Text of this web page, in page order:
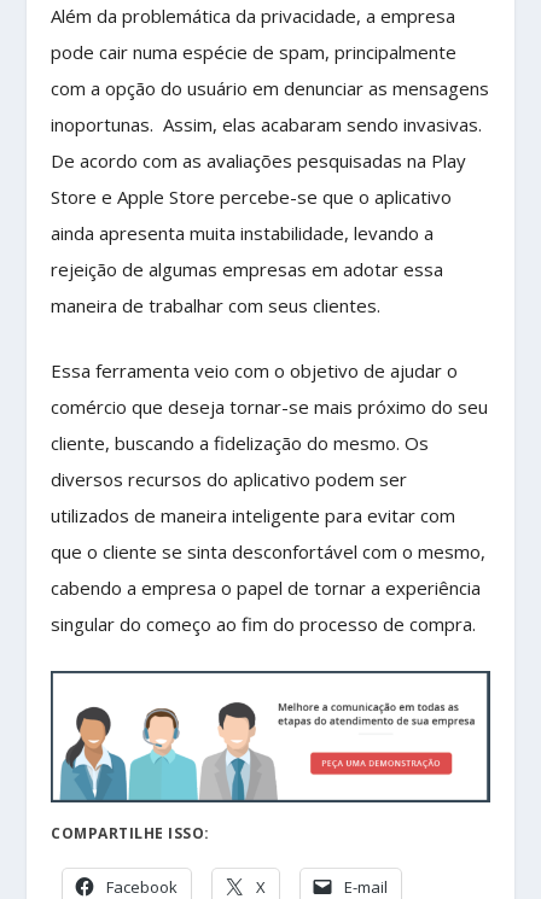
Além da problemática da privacidade, a empresa
pode cair numa espécie de spam, principalmente
com a opção do usuário em denunciar as mensagens
inoportunas. Assim, elas acabaram sendo invasivas.
De acordo com as avaliações pesquisadas na Play
Store e Apple Store percebe-se que o aplicativo
ainda apresenta muita instabilidade, levando a
rejeição de algumas empresas em adotar essa
maneira de trabalhar com seus clientes.
Essa ferramenta veio com o objetivo de ajudar o
comércio que deseja tornar-se mais próximo do seu
cliente, buscando a fidelização do mesmo. Os
diversos recursos do aplicativo podem ser
utilizados de maneira inteligente para evitar com
que o cliente se sinta desconfortável com o mesmo,
cabendo a empresa o papel de tornar a experiência
singular do começo ao fim do processo de compra.
COMPARTILHE ISSO:
Facebook X E-mail